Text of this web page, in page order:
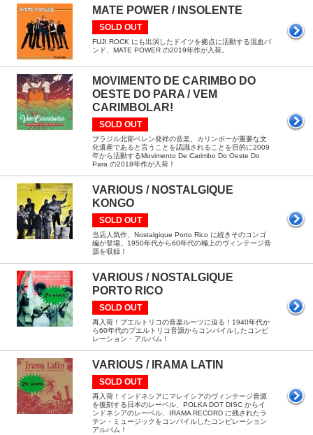
MATE POWER / INSOLENTE
SOLD OUT
FUJI ROCK にも出演したドイツを拠点に活動する混血バ
ンド、MATE POWER の2019年作が入荷。
MOVIMENTO DE CARIMBO DO
OESTE DO PARA / VEM
CARIMBOLAR!
SOLD OUT
ブラジル北部ベレン発祥の音楽、カリンボーが重要な文
化遺産であると言うことを認識されることを目的に2009
年から活動するMovimento De Carimbo Do Oeste Do
Para の2018年作が入荷！
VARIOUS / NOSTALGIQUE
KONGO
SOLD OUT
当店人気作、Nostalgique Porto Rico に続きそのコンゴ
編が登場。1950年代から60年代の極上のヴィンテージ音
源を収録！
VARIOUS / NOSTALGIQUE
PORTO RICO
SOLD OUT
再入荷！プエルトリコの音楽ルーツに迫る！1940年代か
ら60年代のプエルトリコ音源からコンパイルしたコンピ
レーション・アルバム！
VARIOUS / IRAMA LATIN
SOLD OUT
再入荷！インドネシアにマレイシアのヴィンテージ音源
を復刻する日本のレーベル、POLKA DOT DISC からイ
ンドネシアのレーベル、IRAMA RECORD に残されたラ
テン・ミュージックをコンパイルしたコンピレーション
アルバム！